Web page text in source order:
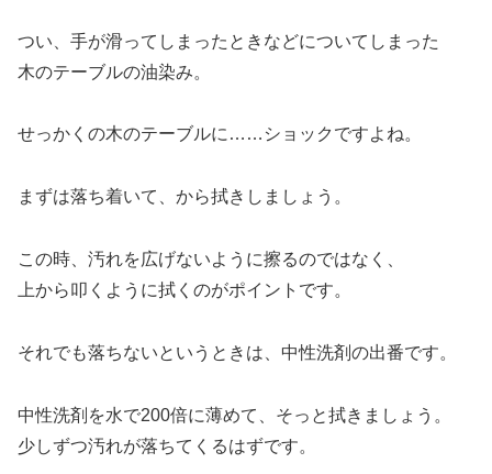
つい、手が滑ってしまったときなどについてしまった
木のテーブルの油染み。
せっかくの木のテーブルに……ショックですよね。
まずは落ち着いて、から拭きしましょう。
この時、汚れを広げないように擦るのではなく、
上から叩くように拭くのがポイントです。
それでも落ちないというときは、中性洗剤の出番です。
中性洗剤を水で200倍に薄めて、そっと拭きましょう。
少しずつ汚れが落ちてくるはずです。